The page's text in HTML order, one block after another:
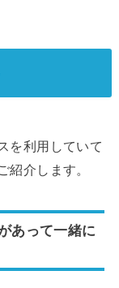
を利用していて
紹介します。
あって一緒に